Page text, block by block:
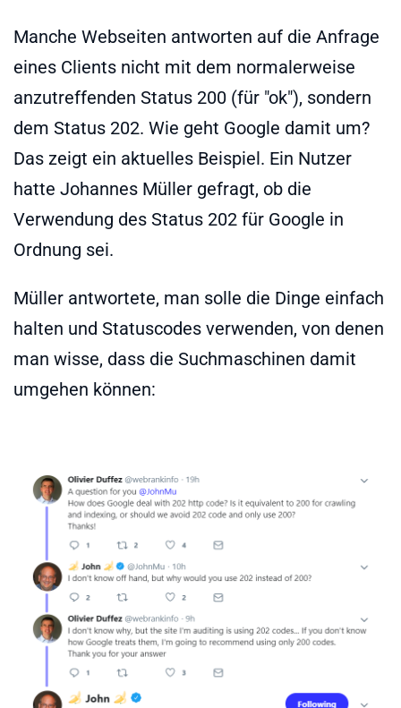
Manche Webseiten antworten auf die Anfrage
eines Clients nicht mit dem normalerweise
anzutreffenden Status 200 (für "ok"), sondern
dem Status 202. Wie geht Google damit um?
Das zeigt ein aktuelles Beispiel. Ein Nutzer
hatte Johannes Müller gefragt, ob die
Verwendung des Status 202 für Google in
Ordnung sei.
Müller antwortete, man solle die Dinge einfach
halten und Statuscodes verwenden, von denen
man wisse, dass die Suchmaschinen damit
umgehen können: